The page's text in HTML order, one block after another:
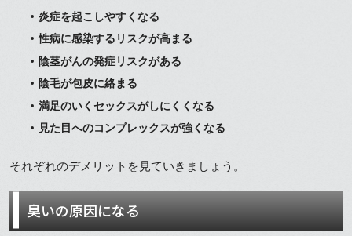
炎症を起こしやすくなる
性病に感染するリスクが高まる
陰茎がんの発症リスクがある
陰毛が包皮に絡まる
満足のいくセックスがしにくくなる
見た目へのコンプレックスが強くなる
それぞれのデメリットを見ていきましょう。
臭いの原因になる